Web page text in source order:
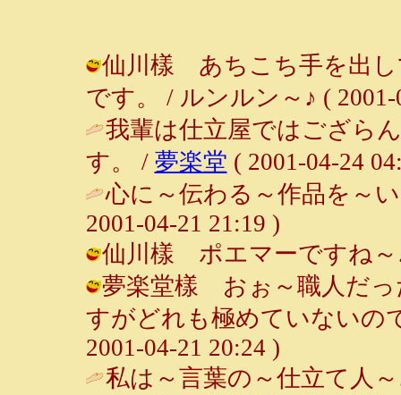
仙川樣 あちこち手を出し
です。 / ルンルン～♪ ( 2001-
我輩は仕立屋ではござら
す。 / 夢楽堂 ( 2001-04-24
心に～伝わる～作品を～
2001-04-21 21:19 )
仙川樣 ポエマーですね～
夢楽堂樣 おぉ～職人だっ
すがどれも極めていないの
2001-04-21 20:24 )
私は～言葉の～仕立て